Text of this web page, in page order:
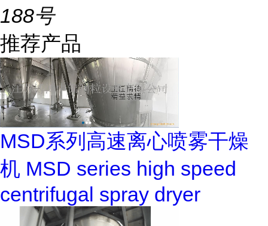
188号
推荐产品
MSD系列高速离心喷雾干燥
机 MSD series high speed
centrifugal spray dryer